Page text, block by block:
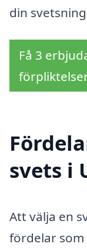
din
Få 3
svets i
Att välja en
fördelar